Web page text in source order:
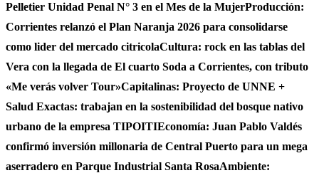
Pelletier Unidad Penal N° 3 en el Mes de la MujerProducción:
Corrientes relanzó el Plan Naranja 2026 para consolidarse
como lider del mercado citricolaCultura: rock en las tablas del
Vera con la llegada de El cuarto Soda a Corrientes, con tributo
«Me verás volver Tour»Capitalinas: Proyecto de UNNE +
Salud Exactas: trabajan en la sostenibilidad del bosque nativo
urbano de la empresa TIPOITIEconomía: Juan Pablo Valdés
confirmó inversión millonaria de Central Puerto para un mega
aserradero en Parque Industrial Santa RosaAmbiente: